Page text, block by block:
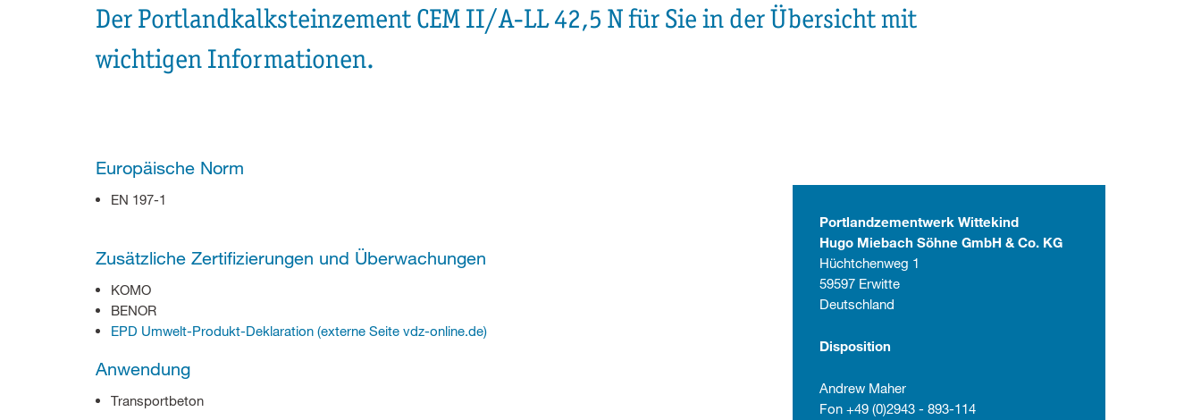
Der Portlandkalksteinzement CEM II/A-LL 42,5 N für Sie in der Übersicht mit
wichtigen Informationen.
Europäische Norm
EN 197-1
Zusätzliche Zertifizierungen und Überwachungen
KOMO
BENOR
EPD Umwelt-Produkt-Deklaration (externe Seite vdz-online.de)
Anwendung
Transportbeton
Portlandzementwerk Wittekind
Hugo Miebach Söhne GmbH & Co. KG
Hüchtchenweg 1
59597 Erwitte
Deutschland
Disposition
Andrew Maher
Fon +49 (0)2943 - 893-114